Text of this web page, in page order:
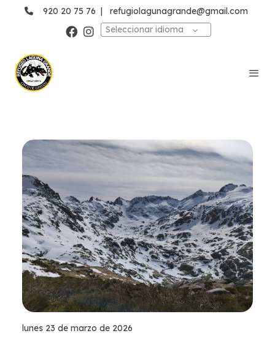
920 20 75 76 |
refugiolagunagrande@gmail.com
Seleccionar idioma
lunes 23 de marzo de 2026